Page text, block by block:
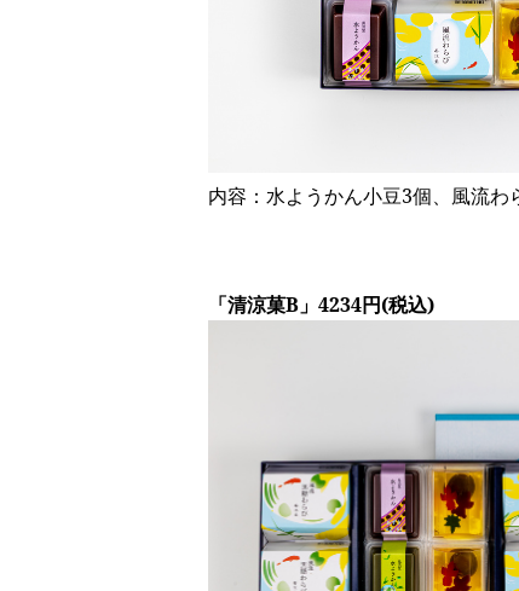
内容：水ようかん小豆3個、風流
「清涼菓B」4234円(税込)